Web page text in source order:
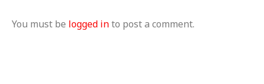
You must be logged into post a comment.